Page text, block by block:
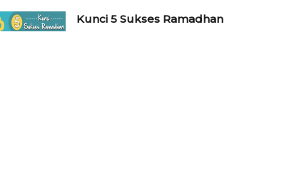
Kunci 5 Sukses Ramadhan